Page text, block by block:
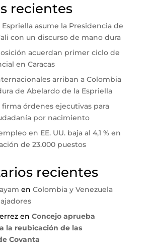
recientes
asume la Presidencia de
con un discurso de mano dura
acuerdan primer ciclo de
en Caracas
arriban a Colombia
de Abelardo de la Espriella
órdenes ejecutivas para
por nacimiento
en EE. UU. baja al 4,1 % en
de 23.000 puestos
recientes
en Colombia y Venezuela
en Concejo aprueba
la reubicación de las
Covanta